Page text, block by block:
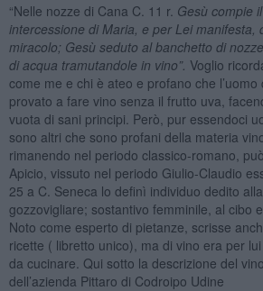
“Nelle nozze di Cana C. 11 r. Gesù compie
intercessione di Maria, e per Lei manifesta,
miracolo; Gesù seduto al banchetto di
di acqua tramutandole in vino”. Voglio
come me e chi è ateo e profano che
provato a fare vino senza il frutto uva,
vuota di sani principi. Però, pur essendoci
sono altri che sono profani della materia
rimanendo nel periodo classico-romano,
Apicio, vissuto nel periodo Giulio-Claudio
25 a C. Seneca lo definì individuo dedito
gozzovigliare; sostantivo femminile, al cibo
Noto come esperto di pietanze, scrisse
ricette ( libretto unico), ma di vino era per
da cucinare. Qui sotto la descrizione del
dell’azienda Pittaro di Codroipo Udine